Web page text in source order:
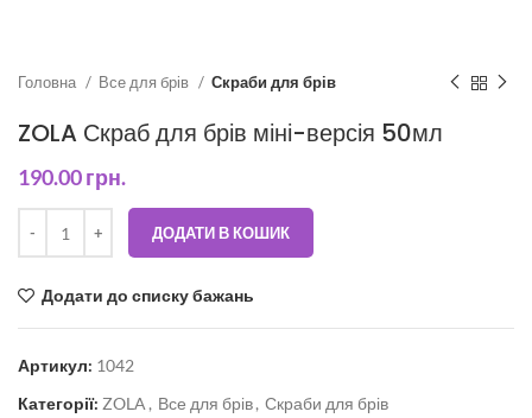
Головна Все для брів Скраби для брів
ZOLA Скраб для брів міні-версія 50мл
190.00грн.
ДОДАТИ В КОШИК
Додати до списку бажань
Артикул: 1042
Категорії: ZOLA , Все для брів, Скраби для брів